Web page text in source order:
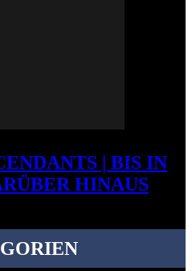
| BIS IN
HINAUS